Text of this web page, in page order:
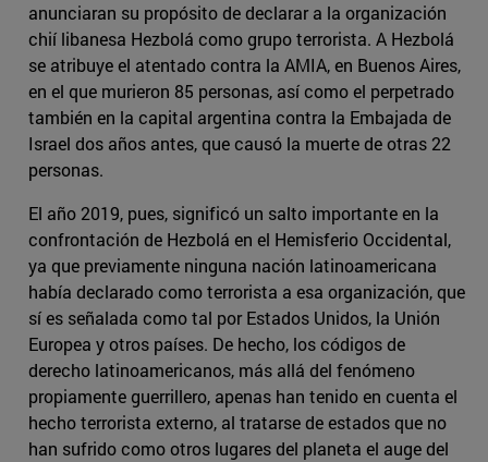
anunciaran su propósito de declarar a la organización
chií libanesa Hezbolá como grupo terrorista. A Hezbolá
se atribuye el atentado contra la AMIA, en Buenos Aires,
en el que murieron 85 personas, así como el perpetrado
también en la capital argentina contra la Embajada de
Israel dos años antes, que causó la muerte de otras 22
personas.
El año 2019, pues, significó un salto importante en la
confrontación de Hezbolá en el Hemisferio Occidental,
ya que previamente ninguna nación latinoamericana
había declarado como terrorista a esa organización, que
sí es señalada como tal por Estados Unidos, la Unión
Europea y otros países. De hecho, los códigos de
derecho latinoamericanos, más allá del fenómeno
propiamente guerrillero, apenas han tenido en cuenta el
hecho terrorista externo, al tratarse de estados que no
han sufrido como otros lugares del planeta el auge del